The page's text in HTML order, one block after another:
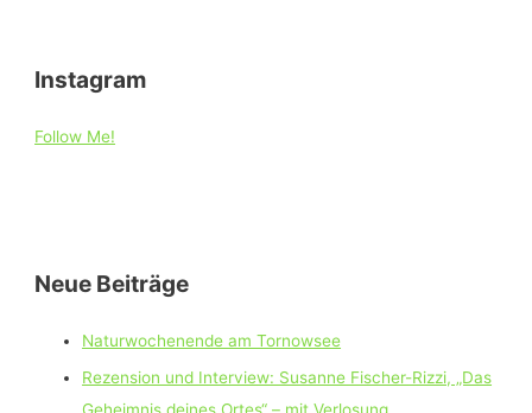
Instagram
Follow Me!
Neue Beiträge
Naturwochenende am Tornowsee
Rezension und Interview: Susanne Fischer-Rizzi, „Das
Geheimnis deines Ortes“ – mit Verlosung